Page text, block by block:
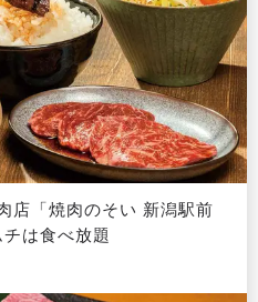
店「焼肉のそい 新潟駅前
は食べ放題